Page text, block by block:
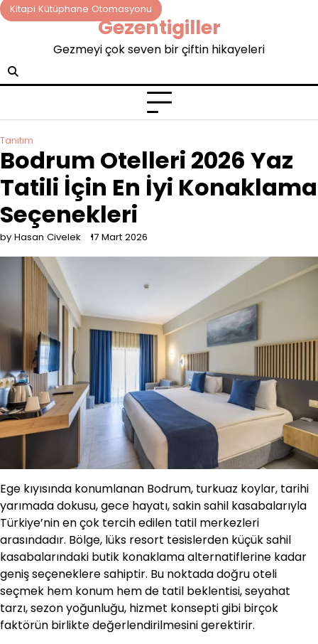
Skip
to
Kitapi Kütüphane Otomasyonu
Gezentigiller
Gezmeyi çok seven bir çiftin hikayeleri
Tanıtım
Bodrum Otelleri 2026 Yaz
Tatili İçin En İyi Konaklama
Seçenekleri
by Hasan Civelek 17 Mart 2026
Ege kıyısında konumlanan Bodrum, turkuaz koylar, tarihi
yarımada dokusu, gece hayatı, sakin sahil kasabalarıyla
Türkiye’nin en çok tercih edilen tatil merkezleri
arasındadır. Bölge, lüks resort tesislerden küçük sahil
kasabalarındaki butik konaklama alternatiflerine kadar
geniş seçeneklere sahiptir. Bu noktada doğru oteli
seçmek hem konum hem de tatil beklentisi, seyahat
tarzı, sezon yoğunluğu, hizmet konsepti gibi birçok
faktörün birlikte değerlendirilmesini gerektirir.